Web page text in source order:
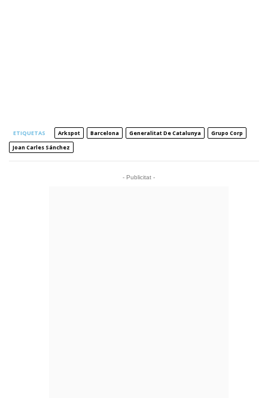
ETIQUETAS Arkspot Barcelona Generalitat De Catalunya
Grupo Corp
Joan Carles Sánchez
- Publicitat -